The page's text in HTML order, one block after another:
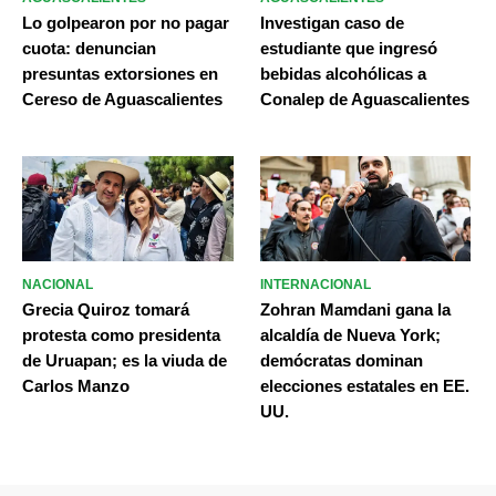
Lo golpearon por no pagar
cuota: denuncian
presuntas extorsiones en
Cereso de Aguascalientes
Investigan caso de
estudiante que ingresó
bebidas alcohólicas a
Conalep de Aguascalientes
NACIONAL
Grecia Quiroz tomará
protesta como presidenta
de Uruapan; es la viuda de
Carlos Manzo
INTERNACIONAL
Zohran Mamdani gana la
alcaldía de Nueva York;
demócratas dominan
elecciones estatales en EE.
UU.